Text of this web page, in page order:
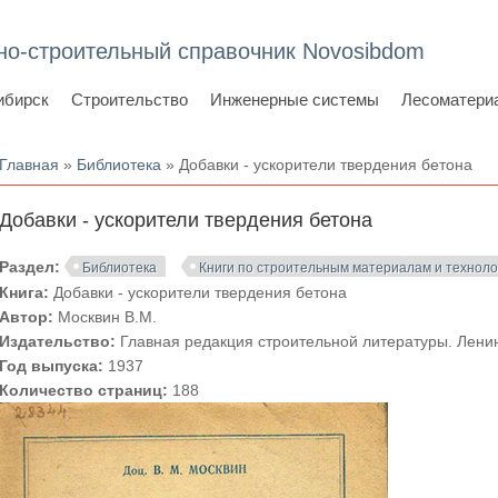
строительный справочник Novosibdom
Строительство Инженерные системы
Вы здесь
Главная » Библиотека » Добавки - ускорители твердения бетона
Добавки - ускорители твердения бетона
Раздел: Библиотека Книги по строительным материалам и
Книга: Добавки - ускорители твердения бетона
Автор: Москвин В.М.
Издательство: Главная редакция строительной литературы.
Год выпуска: 1937
Количество страниц: 188